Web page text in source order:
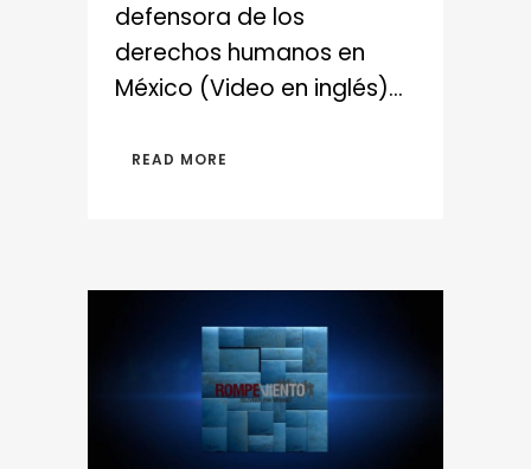
defensora de los
derechos humanos en
México (Video en inglés)...
READ MORE